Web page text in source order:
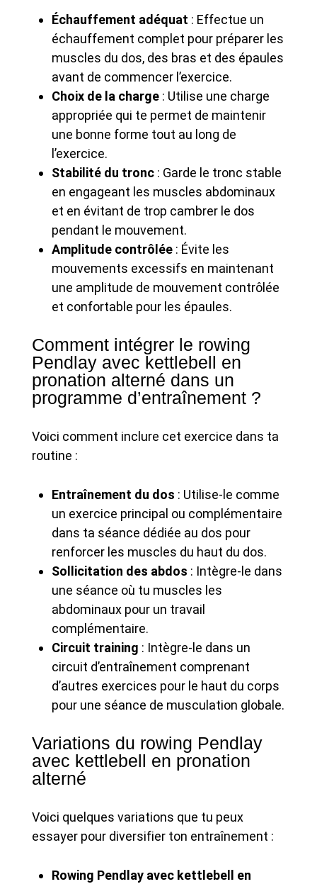
Échauffement adéquat : Effectue un
échauffement complet pour préparer les
muscles du dos, des bras et des épaules
avant de commencer l’exercice.
Choix de la charge : Utilise une charge
appropriée qui te permet de maintenir
une bonne forme tout au long de
l’exercice.
Stabilité du tronc : Garde le tronc stable
en engageant les muscles abdominaux
et en évitant de trop cambrer le dos
pendant le mouvement.
Amplitude contrôlée : Évite les
mouvements excessifs en maintenant
une amplitude de mouvement contrôlée
et confortable pour les épaules.
Comment intégrer le rowing
Pendlay avec kettlebell en
pronation alterné dans un
programme d’entraînement ?
Voici comment inclure cet exercice dans ta
routine :
Entraînement du dos : Utilise-le comme
un exercice principal ou complémentaire
dans ta séance dédiée au dos pour
renforcer les muscles du haut du dos.
Sollicitation des abdos : Intègre-le dans
une séance où tu muscles les
abdominaux pour un travail
complémentaire.
Circuit training : Intègre-le dans un
circuit d’entraînement comprenant
d’autres exercices pour le haut du corps
pour une séance de musculation globale.
Variations du rowing Pendlay
avec kettlebell en pronation
alterné
Voici quelques variations que tu peux
essayer pour diversifier ton entraînement :
Rowing Pendlay avec kettlebell en